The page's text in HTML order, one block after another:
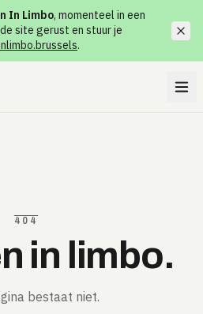
In Limbo, momenteel in een
site gerust en stuur je
.
404
in limbo.
bestaat niet.